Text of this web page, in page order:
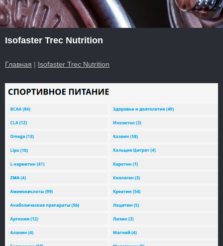
Isofaster Trec Nutrition
Главная | Isofaster Trec Nutrition